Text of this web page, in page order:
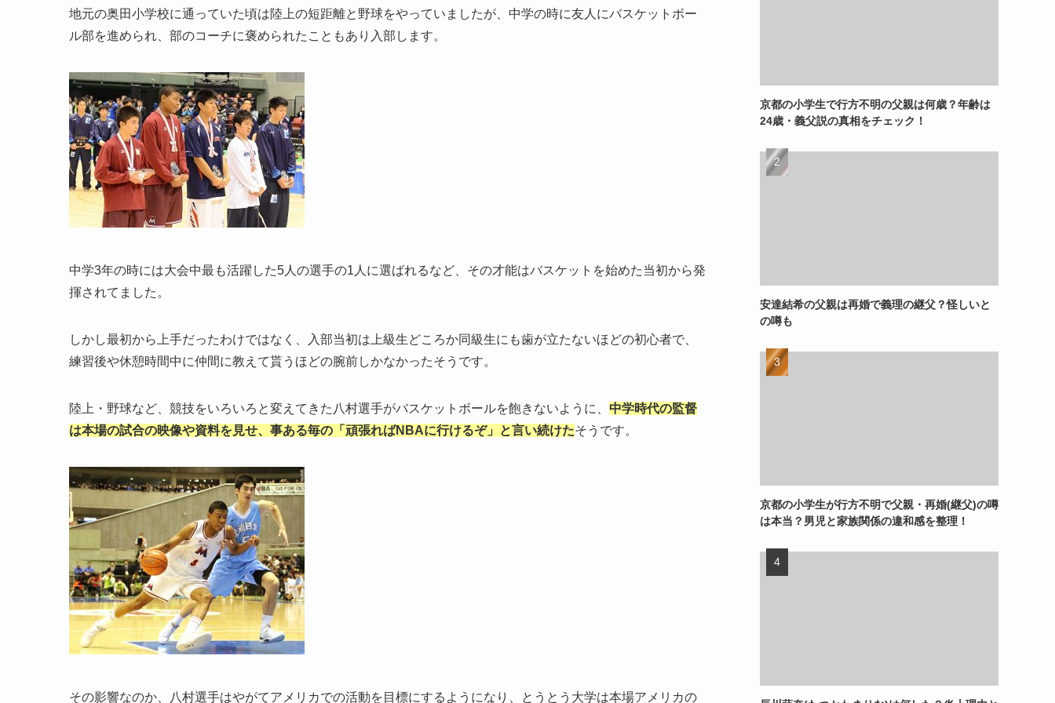
地元の奥田小学校に通っていた頃は陸上の短距離と野球をやっていましたが、中学の時に友人にバスケットボー
ル部を進められ、部のコーチに褒められたこともあり入部します。
中学3年の時には大会中最も活躍した5人の選手の1人に選ばれるなど、その才能はバスケットを始めた当初から発
揮されてました。
しかし最初から上手だったわけではなく、入部当初は上級生どころか同級生にも歯が立たないほどの初心者で、
練習後や休憩時間中に仲間に教えて貰うほどの腕前しかなかったそうです。
陸上・野球など、競技をいろいろと変えてきた八村選手がバスケットボールを飽きないように、 中学時代の監督
は本場の試合の映像や資料を見せ、事ある毎の「頑張ればNBAに行けるぞ」と言い続けたそうです。
その影響なのか、八村選手はやがてアメリカでの活動を目標にするようになり、とうとう大学は本場アメリカの
京都の小学生で行方不明の父親は何歳？年齢は
24歳・義父説の真相をチェック！
安達結希の父親は再婚で義理の継父？怪しいと
の噂も
京都の小学生が行方不明で父親・再婚(継父)の噂
は本当？男児と家族関係の違和感を整理！